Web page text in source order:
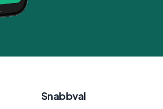
Snabbval